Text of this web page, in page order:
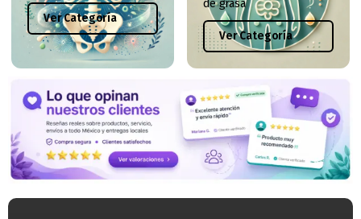
Ver Categoría
de grasa
Ver Categoría